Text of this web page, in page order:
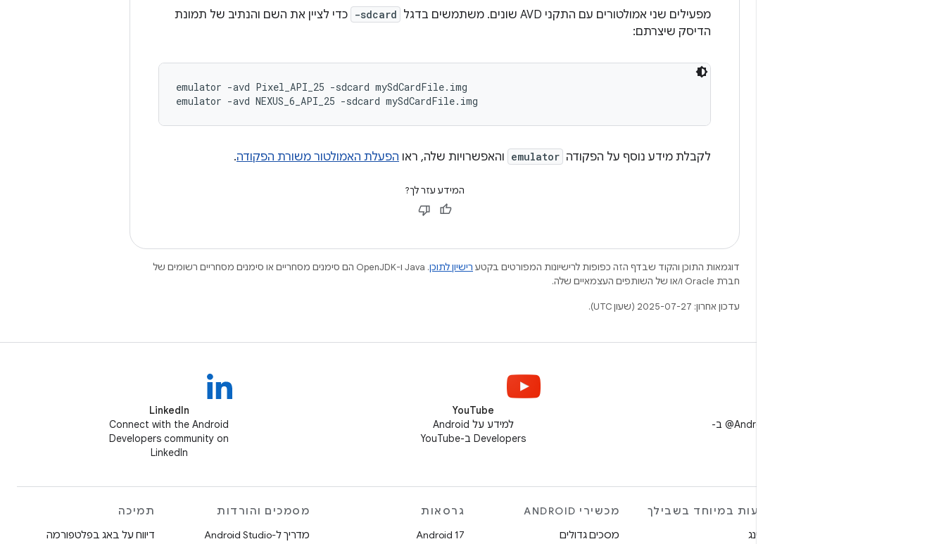
מפעילים שני אמולטורים עם התקני AVD שונים. משתמשים בדגל -sdcard כדי לציין את השם והנתיב של תמונת
הדיסק שיצרתם:
emulator -avd Pixel_API_25 -sdcard mySdCardFile.img
לקבלת מידע נוסף על הפקודה emulator והאפשרויות שלה, ראו הפעלת האמולטור משורת הפקודה.
המידע עזר לך?
דוגמאות התוכן והקוד שבדף הזה כפופות לרישיונות המפורטים בקטע רישיון לתוכן
.‏ Java ו-OpenJDK הם סימנים מסחריים או סימנים מסחריים רשומים של
חברת Oracle ו/או של השותפים העצמאיים שלה.
עדכון אחרון: 2025-07-27 (שעון UTC).
למעקב אחר ‎@AndroidDev ב-
YouTube
למידע על Android
Developers ב-YouTube
LinkedIn
Connect with the Android
Developers community on
LinkedIn
הצעות במיוחד בשבילך
גיימינג
מכשירי ANDROID
מסכים גדולים
גרסאות
Android 17
מסמכים והורדות
מדריך ל-Android Studio
תמיכה
דיווח על באג בפלטפורמה